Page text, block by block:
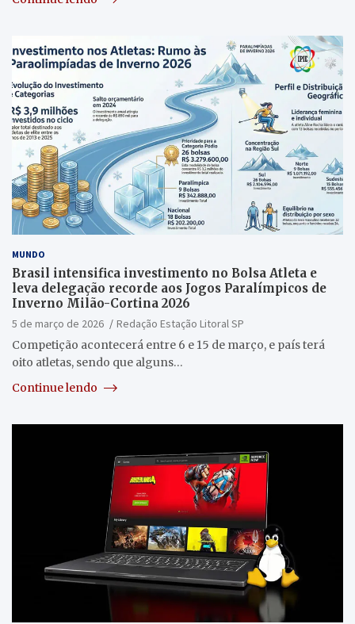
MUNDO
Brasil intensifica investimento no Bolsa Atleta e
leva delegação recorde aos Jogos Paralímpicos de
Inverno Milão-Cortina 2026
5 de março de 2026
Redação Estação Litoral SP
Competição acontecerá entre 6 e 15 de março, e país terá
oito atletas, sendo que alguns…
Continue lendo